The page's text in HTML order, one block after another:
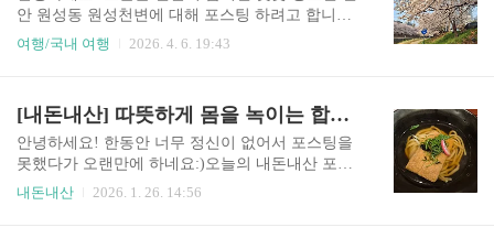
me/5PlqBFWj 피노카페 충남 천안시 동남구 풍세면
휴양림길 99-23 가게 입구가게 입구는 위의 사진처
럼 생겼습니다!이 근방에 카페가 시유당이랑 피노
차 공간이 적지는 않은 편입니다!다만 카페도 크고
옆에..
안 원성동 원성천변에 대해 포스팅 하려고 합니
다:)저번 주에 정말 벚꽃이 절정이라서 가봤는데,
천 길의 자세한 위치는 아래 링크를 참고해주세요!
차로 찾아오시는 분들은 스타벅스 원성 DT, 삼성스
토어 원성점, GS더프레시 천안점 이런 건물을 검색
해서 오시는 것이 좋습니다:)https://naver.me/IGJ0N
Gk3주차여기가 천 주변이라서 정말 주차할 곳이
여행/국내 여행 2026. 4. 6. 19:43
[내돈내산] 따뜻하게 몸을 녹이는 합정 우동 맛집 카덴
안녕하세요! 한동안 너무 정신이 없어서 포스팅을
못했다가 오랜만에 하네요:)오늘의 내돈내산 포스
팅은 합정의 우동 맛집 우동 카덴 입니다.친구랑 한
내돈내산 2026. 1. 26. 14:56